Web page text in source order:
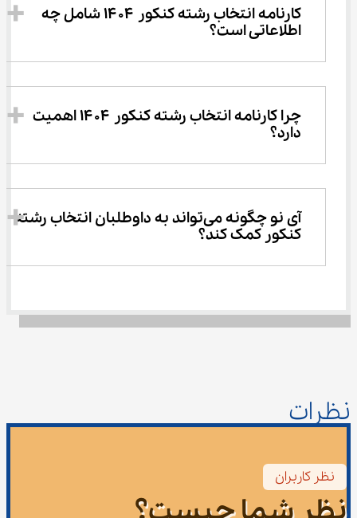
کارنامه انتخاب رشته کنکور ۱۴۰۴ شامل چه
اطلاعاتی است؟
چرا کارنامه انتخاب رشته کنکور ۱۴۰۴ اهمیت
دارد؟
آی نو چگونه می‌تواند به داوطلبان انتخاب رشته
کنکور کمک کند؟
نظرات
نظر کاربران